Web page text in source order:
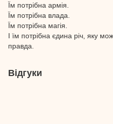
Їм потрібна армія.
Їм потрібна влада.
Їм потрібна магія.
І їм потрібна єдина річ, яку
правда.
Відгуки